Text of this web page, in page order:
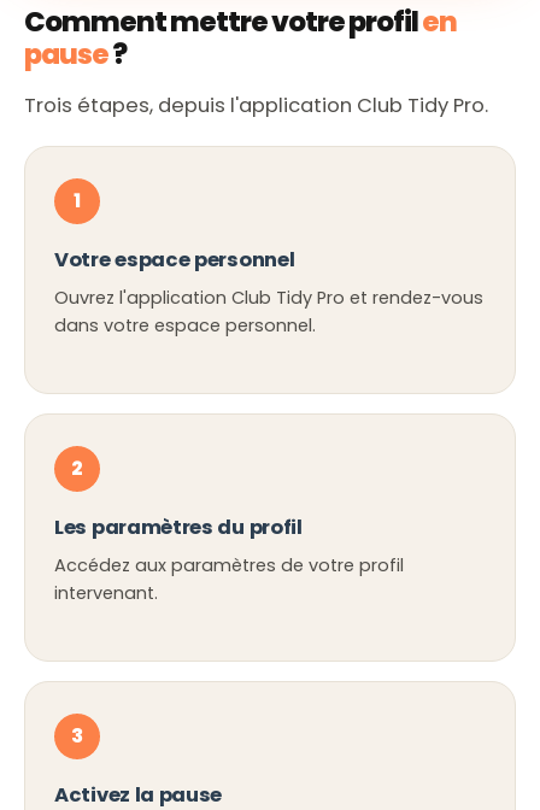
Comment mettre votre profilen
pause?
Trois étapes, depuis l'application Club Tidy Pro.
1
Votre espace personnel
Ouvrez l'application Club Tidy Pro et rendez-vous
dans votre espace personnel.
2
Les paramètres du profil
Accédez aux paramètres de votre profil
intervenant.
3
Activez la pause